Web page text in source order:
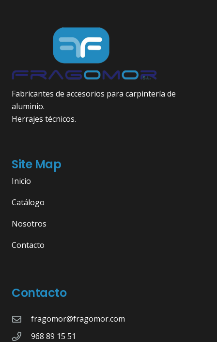
Fabricantes de accesorios para carpintería de
aluminio.
Herrajes técnicos.
Site Map
Inicio
Catálogo
Nosotros
Contacto
Contacto
fragomor@fragomor.com
968 89 15 51